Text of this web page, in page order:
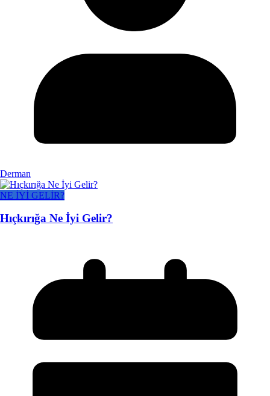
Derman
NE İYİ GELİR?
Hıçkırığa Ne İyi Gelir?